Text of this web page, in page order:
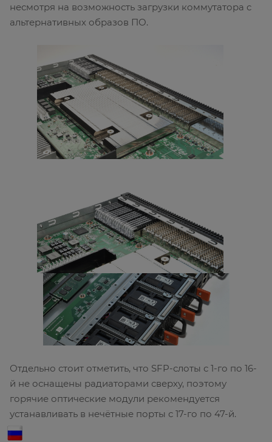
несмотря на возможность загрузки коммутатора с
альтернативных образов ПО.
Отдельно стоит отметить, что SFP-слоты с 1-го по 16-
й не оснащены радиаторами сверху, поэтому
горячие оптические модули рекомендуется
устанавливать в нечётные порты с 17-го по 47-й.